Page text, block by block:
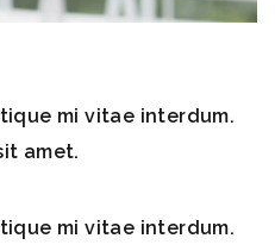
mi vitae interdum.
amet.
mi vitae interdum.